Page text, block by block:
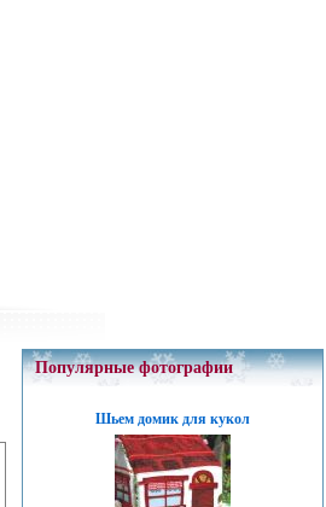
Популярные фотографии
Шьем домик для кукол